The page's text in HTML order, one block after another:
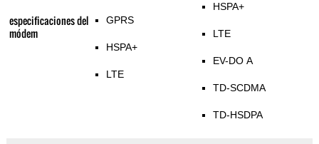
especificaciones del
módem
GPRS
HSPA+
LTE
HSPA+
LTE
EV-DO A
TD-SCDMA
TD-HSDPA